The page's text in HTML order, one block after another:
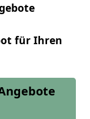
für Ihren